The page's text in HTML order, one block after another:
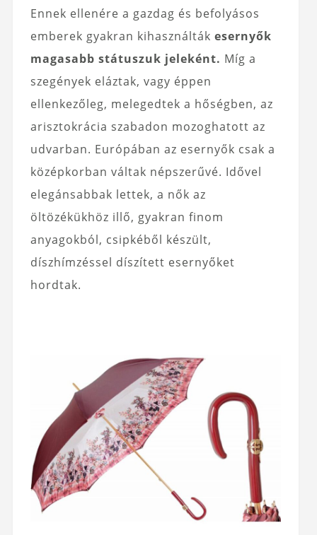
Ennek ellenére a gazdag és befolyásos
emberek gyakran kihasználták esernyők
magasabb státuszuk jeleként. Míg a
szegények eláztak, vagy éppen
ellenkezőleg, melegedtek a hőségben, az
arisztokrácia szabadon mozoghatott az
udvarban. Európában az esernyők csak a
középkorban váltak népszerűvé. Idővel
elegánsabbak lettek, a nők az
öltözékükhöz illő, gyakran finom
anyagokból, csipkéből készült,
díszhímzéssel díszített esernyőket
hordtak.